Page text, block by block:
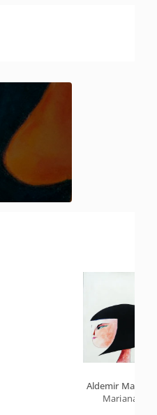
Aldemir Martins
Mariana